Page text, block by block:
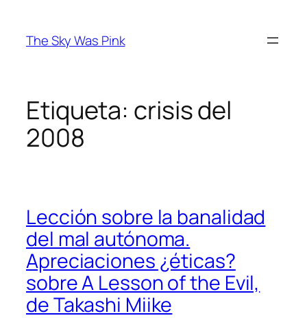
contenido
The Sky Was Pink
Etiqueta: crisis del
2008
Lección sobre la banalidad
del mal autónoma.
Apreciaciones ¿éticas?
sobre A Lesson of the Evil,
de Takashi Miike